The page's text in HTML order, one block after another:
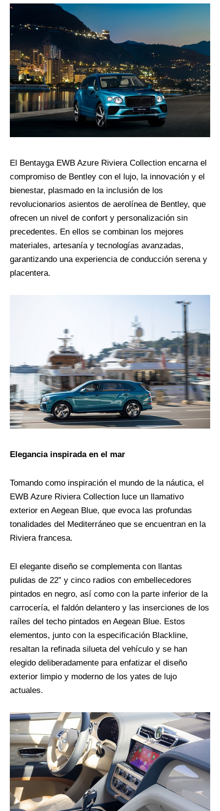
El Bentayga EWB Azure Riviera Collection encarna el
compromiso de Bentley con el lujo, la innovación y el
bienestar, plasmado en la inclusión de los
revolucionarios asientos de aerolínea de Bentley, que
ofrecen un nivel de confort y personalización sin
precedentes. En ellos se combinan los mejores
materiales, artesanía y tecnologías avanzadas,
garantizando una experiencia de conducción serena y
placentera.
Elegancia inspirada en el mar
Tomando como inspiración el mundo de la náutica, el
EWB Azure Riviera Collection luce un llamativo
exterior en Aegean Blue, que evoca las profundas
tonalidades del Mediterráneo que se encuentran en la
Riviera francesa.
El elegante diseño se complementa con llantas
pulidas de 22” y cinco radios con embellecedores
pintados en negro, así como con la parte inferior de la
carrocería, el faldón delantero y las inserciones de los
raíles del techo pintados en Aegean Blue. Estos
elementos, junto con la especificación Blackline,
resaltan la refinada silueta del vehículo y se han
elegido deliberadamente para enfatizar el diseño
exterior limpio y moderno de los yates de lujo
actuales.